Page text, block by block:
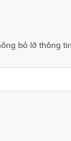
bỏ lỡ thông